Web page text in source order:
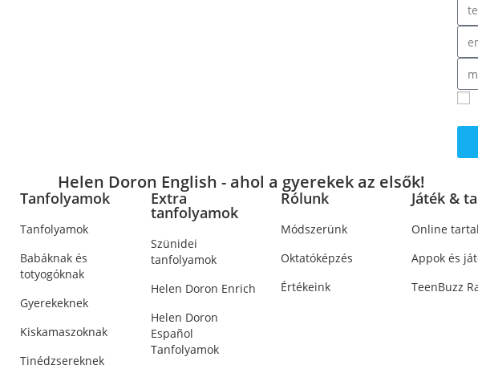
Helen Doron English - ahol a gyerekek az elsők!
Tanfolyamok
Tanfolyamok
Babáknak és
totyogóknak
Gyerekeknek
Kiskamaszoknak
Tinédzsereknek
Extra
tanfolyamok
Szünidei
tanfolyamok
Helen Doron Enrich
Helen Doron
Español
Tanfolyamok
Rólunk
Módszerünk
Oktatóképzés
Értékeink
Játék &
Online
Appok és
TeenBuzz